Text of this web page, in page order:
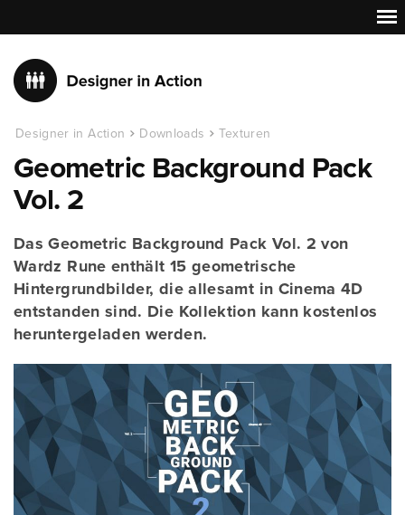
Designer in Action Downloads Texturen
Geometric Background Pack
Vol. 2
Das Geometric Background Pack Vol. 2 von
Wardz Rune enthält 15 geometrische
Hintergrundbilder, die allesamt in Cinema 4D
entstanden sind. Die Kollektion kann kostenlos
heruntergeladen werden.